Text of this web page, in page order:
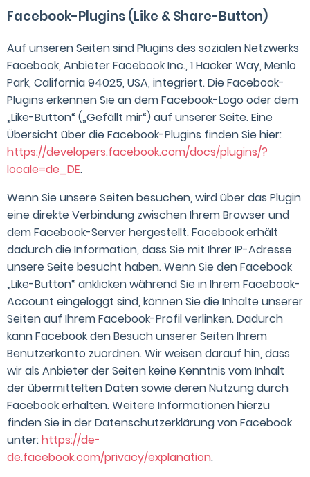
Facebook-Plugins (Like & Share-Button)
Auf unseren Seiten sind Plugins des sozialen Netzwerks
Facebook, Anbieter Facebook Inc., 1 Hacker Way, Menlo
Park, California 94025, USA, integriert. Die Facebook-
Plugins erkennen Sie an dem Facebook-Logo oder dem
„Like-Button“ („Gefällt mir“) auf unserer Seite. Eine
Übersicht über die Facebook-Plugins finden Sie hier:
https://developers.facebook.com/docs/plugins/?
locale=de_DE.
Wenn Sie unsere Seiten besuchen, wird über das Plugin
eine direkte Verbindung zwischen Ihrem Browser und
dem Facebook-Server hergestellt. Facebook erhält
dadurch die Information, dass Sie mit Ihrer IP-Adresse
unsere Seite besucht haben. Wenn Sie den Facebook
„Like-Button“ anklicken während Sie in Ihrem Facebook-
Account eingeloggt sind, können Sie die Inhalte unserer
Seiten auf Ihrem Facebook-Profil verlinken. Dadurch
kann Facebook den Besuch unserer Seiten Ihrem
Benutzerkonto zuordnen. Wir weisen darauf hin, dass
wir als Anbieter der Seiten keine Kenntnis vom Inhalt
der übermittelten Daten sowie deren Nutzung durch
Facebook erhalten. Weitere Informationen hierzu
finden Sie in der Datenschutzerklärung von Facebook
unter:https://de-
de.facebook.com/privacy/explanation.